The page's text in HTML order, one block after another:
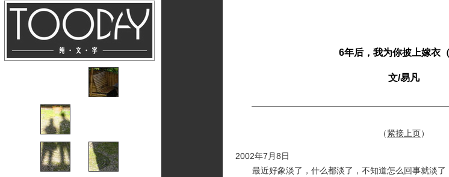
6年后，我为你披上嫁衣（
文/易凡
（紧接上页）
2002年7月8日
最近好象淡了，什么都淡了，不知道怎么回事就淡了